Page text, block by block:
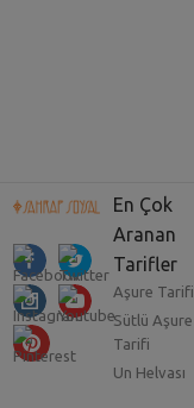
En Çok
Aranan
Tarifler
Aşure Tarifi
Sütlü Aşure
Tarifi
Un Helvası